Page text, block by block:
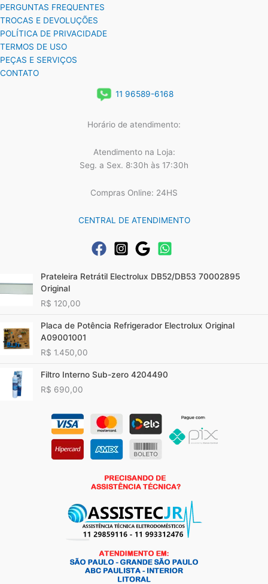
PERGUNTAS FREQUENTES
TROCAS E DEVOLUÇÕES
POLÍTICA DE PRIVACIDADE
TERMOS DE USO
PEÇAS E SERVIÇOS
CONTATO
11 96589-6168
Horário de atendimento:
Atendimento na Loja:
Seg. a Sex. 8:30h às 17:30h
Compras Online: 24HS
CENTRAL DE ATENDIMENTO
Prateleira Retrátil Electrolux DB52/DB53 70002895
Original
R$ 120,00
Placa de Potência Refrigerador Electrolux Original
A09001001
R$ 1.450,00
Filtro Interno Sub-zero 4204490
R$ 690,00